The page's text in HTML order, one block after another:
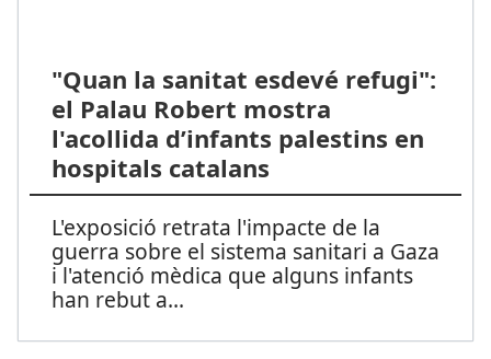
"Quan la sanitat esdevé refugi":
el Palau Robert mostra
l'acollida d’infants palestins en
hospitals catalans
L'exposició retrata l'impacte de la
guerra sobre el sistema sanitari a Gaza
i l'atenció mèdica que alguns infants
han rebut a...